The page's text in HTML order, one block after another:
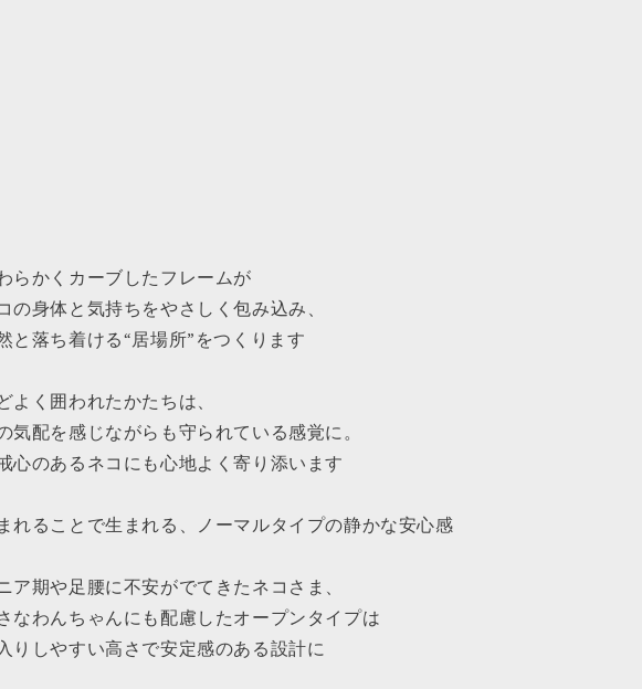
らかくカーブしたフレームが
の身体と気持ちをやさしく包み込み、
と落ち着ける“居場所”をつくります
よく囲われたかたちは、
気配を感じながらも守られている感覚に。
心のあるネコにも心地よく寄り添います
れることで生まれる、ノーマルタイプの静かな安心感
ア期や足腰に不安がでてきたネコさま、
なわんちゃんにも配慮したオープンタイプは
りしやすい高さで安定感のある設計に